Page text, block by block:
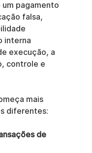
um pagamento
falsa,
interna
execução, a
controle e
mais
diferentes:
de